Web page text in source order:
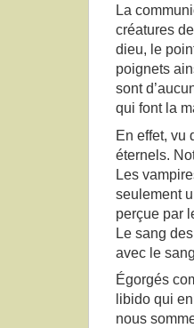
La
créatures
dieu, le
poignets
sont
qui font la
En effet, vu
éternels.
Les
seulement
perçue par
Le sang
avec le
Égorgés
libido qui
nous